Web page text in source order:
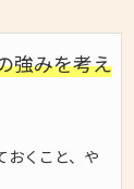
強みを考え
おくこと、や